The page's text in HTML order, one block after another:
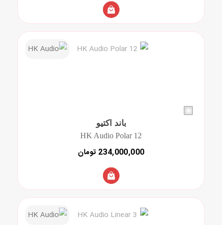
باند اکتیو
HK Audio Polar 12
234,000,000 تومان